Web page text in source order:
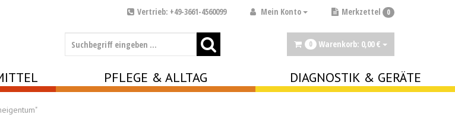
Merkzettel 0
Mein Konto
Vertrieb: +49-3661-4560099
0 Warenkorb: 0,00 €
PFLEGE & ALLTAG DIAGNOSTIK & GERÄTE